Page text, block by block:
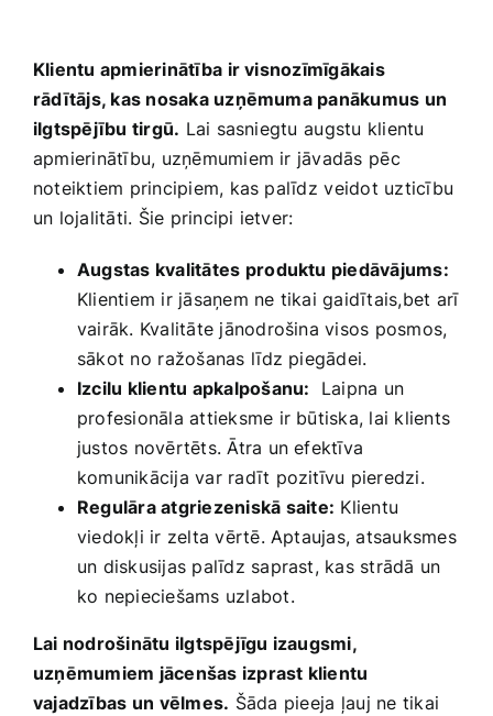
Klientu apmierinātība ⁢ir visnozīmīgākais
rādītājs, kas nosaka uzņēmuma panākumus un
ilgtspējību tirgū. Lai​ sasniegtu⁤ augstu ​klientu
apmierinātību, uzņēmumiem ir jāvadās⁢ pēc
noteiktiem principiem, ‍kas palīdz ⁢veidot ​uzticību
un lojalitāti. Šie principi‌ ietver:
Augstas kvalitātes ⁤produktu piedāvājums:
Klientiem ir jāsaņem ne tikai gaidītais,bet arī
vairāk. Kvalitāte jānodrošina‌ visos posmos,
sākot no ⁤ražošanas⁣ līdz piegādei.
Izcilu klientu apkalpošanu: ​ Laipna un
profesionāla attieksme ‌ir būtiska, lai klients
‌justos novērtēts. Ātra un efektīva​
komunikācija var radīt pozitīvu pieredzi.
Regulāra atgriezeniskā ⁢saite: Klientu
viedokļi ir zelta vērtē. Aptaujas, atsauksmes
un diskusijas palīdz saprast, kas strādā ⁢un
ko nepieciešams uzlabot.
Lai nodrošinātu ilgtspējīgu izaugsmi,
uzņēmumiem jācenšas izprast klientu
vajadzības un⁤ vēlmes. ⁣Šāda pieeja ⁢ļauj ne tikai